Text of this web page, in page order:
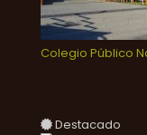
Colegio Público
Destacado